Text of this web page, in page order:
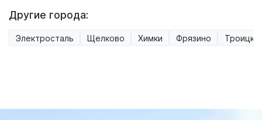
Другие города:
Электросталь Щелково Химки Фрязино Троицк